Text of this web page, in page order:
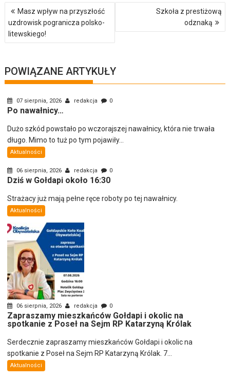
Nawigacja
wpisu
Masz wpływ na przyszłość
uzdrowisk pogranicza polsko-
litewskiego!
Szkoła z prestiżową
odznaką
POWIĄZANE ARTYKUŁY
07 sierpnia, 2026 redakcja 0
Po nawałnicy…
Dużo szkód powstało po wczorajszej nawałnicy, która nie trwała
długo. Mimo to tuż po tym pojawiły...
Aktualności
06 sierpnia, 2026 redakcja 0
Dziś w Gołdapi około 16:30
Strażacy już mają pełne ręce roboty po tej nawałnicy.
Aktualności
06 sierpnia, 2026 redakcja 0
Zapraszamy mieszkańców Gołdapi i okolic na
spotkanie z Poseł na Sejm RP Katarzyną Królak
Serdecznie zapraszamy mieszkańców Gołdapi i okolic na
spotkanie z Poseł na Sejm RP Katarzyną Królak. 7...
Aktualności